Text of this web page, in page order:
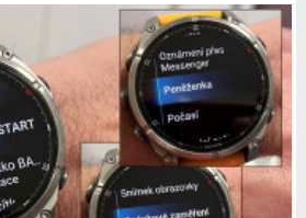
UltraTrac na hodinkách
hodí? Praktický test: Fénix